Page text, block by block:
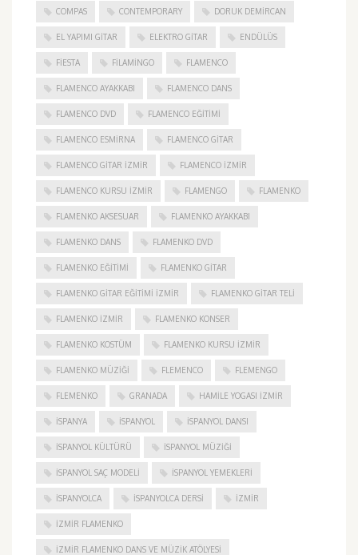
COMPAS CONTEMPORARY DORUK DEMIRCAN
EL YAPIMI GITAR ELEKTRO GITAR ENDÜLÜS
FIESTA FILAMINGO FLAMENCO
FLAMENCO AYAKKABI FLAMENCO DANS
FLAMENCO DVD FLAMENCO EĞITIMI
FLAMENCO ESMIRNA FLAMENCO GITAR
FLAMENCO GITAR İZMIR FLAMENCO IZMIR
FLAMENCO KURSU İZMIR FLAMENGO FLAMENKO
FLAMENKO AKSESUAR FLAMENKO AYAKKABI
FLAMENKO DANS FLAMENKO DVD
FLAMENKO EĞITIMI FLAMENKO GITAR
FLAMENKO GITAR EĞITIMI İZMIR FLAMENKO GITAR TELI
FLAMENKO IZMIR FLAMENKO KONSER
FLAMENKO KOSTÜM FLAMENKO KURSU İZMIR
FLAMENKO MÜZIĞI FLEMENCO FLEMENGO
FLEMENKO GRANADA HAMILE YOGASI İZMIR
ISPANYA İSPANYOL İSPANYOL DANSI
İSPANYOL KÜLTÜRÜ İSPANYOL MÜZIĞI
İSPANYOL SAÇ MODELI İSPANYOL YEMEKLERI
İSPANYOLCA İSPANYOLCA DERSI IZMIR
IZMIR FLAMENKO
İZMIR FLAMENKO DANS VE MÜZIK ATÖLYESI